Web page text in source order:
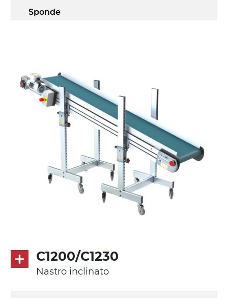
Sponde
cannocchiali in lega di alluminio
pressofuso, gambe in tubolare in metallo
zincato, piedini di livellamento
PU superficie blue opaco
Trasmissione
diretta in traino (lato sinistro), motore
asincrono trifase multi tensione
3.4 m/minuto
Controllo
C1200/C1230
Nastro inclinato